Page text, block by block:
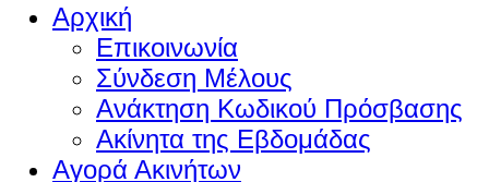
Αρχική
Επικοινωνία
Σύνδεση Μέλους
Ανάκτηση Κωδικού Πρόσβασης
Ακίνητα της Εβδομάδας
Αγορά Ακινήτων